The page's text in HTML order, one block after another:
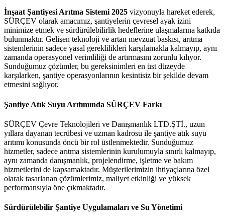
İnşaat Şantiyesi Arıtma Sistemi 2025 vizyonuyla hareket ederek,
SÜRÇEV olarak amacımız, şantiyelerin çevresel ayak izini
minimize etmek ve sürdürülebilirlik hedeflerine ulaşmalarına katkıda
bulunmaktır. Gelişen teknoloji ve artan mevzuat baskısı, arıtma
sistemlerinin sadece yasal gereklilikleri karşılamakla kalmayıp, aynı
zamanda operasyonel verimliliği de artırmasını zorunlu kılıyor.
Sunduğumuz çözümler, bu gereksinimleri en üst düzeyde
karşılarken, şantiye operasyonlarının kesintisiz bir şekilde devam
etmesini sağlıyor.
Şantiye Atık Suyu Arıtımında SÜRÇEV Farkı
SÜRÇEV Çevre Teknolojileri ve Danışmanlık LTD.ŞTİ., uzun
yıllara dayanan tecrübesi ve uzman kadrosu ile şantiye atık suyu
arıtımı konusunda öncü bir rol üstlenmektedir. Sunduğumuz
hizmetler, sadece arıtma sistemlerinin kurulumuyla sınırlı kalmayıp,
aynı zamanda danışmanlık, projelendirme, işletme ve bakım
hizmetlerini de kapsamaktadır. Müşterilerimizin ihtiyaçlarına özel
olarak tasarlanan çözümlerimiz, maliyet etkinliği ve yüksek
performansıyla öne çıkmaktadır.
Sürdürülebilir Şantiye Uygulamaları ve Su Yönetimi